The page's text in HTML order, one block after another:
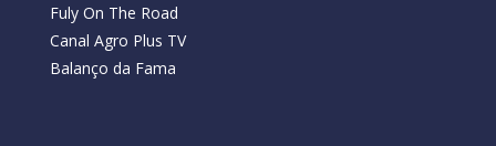
Fuly On The Road
Canal Agro Plus TV
Balanço da Fama